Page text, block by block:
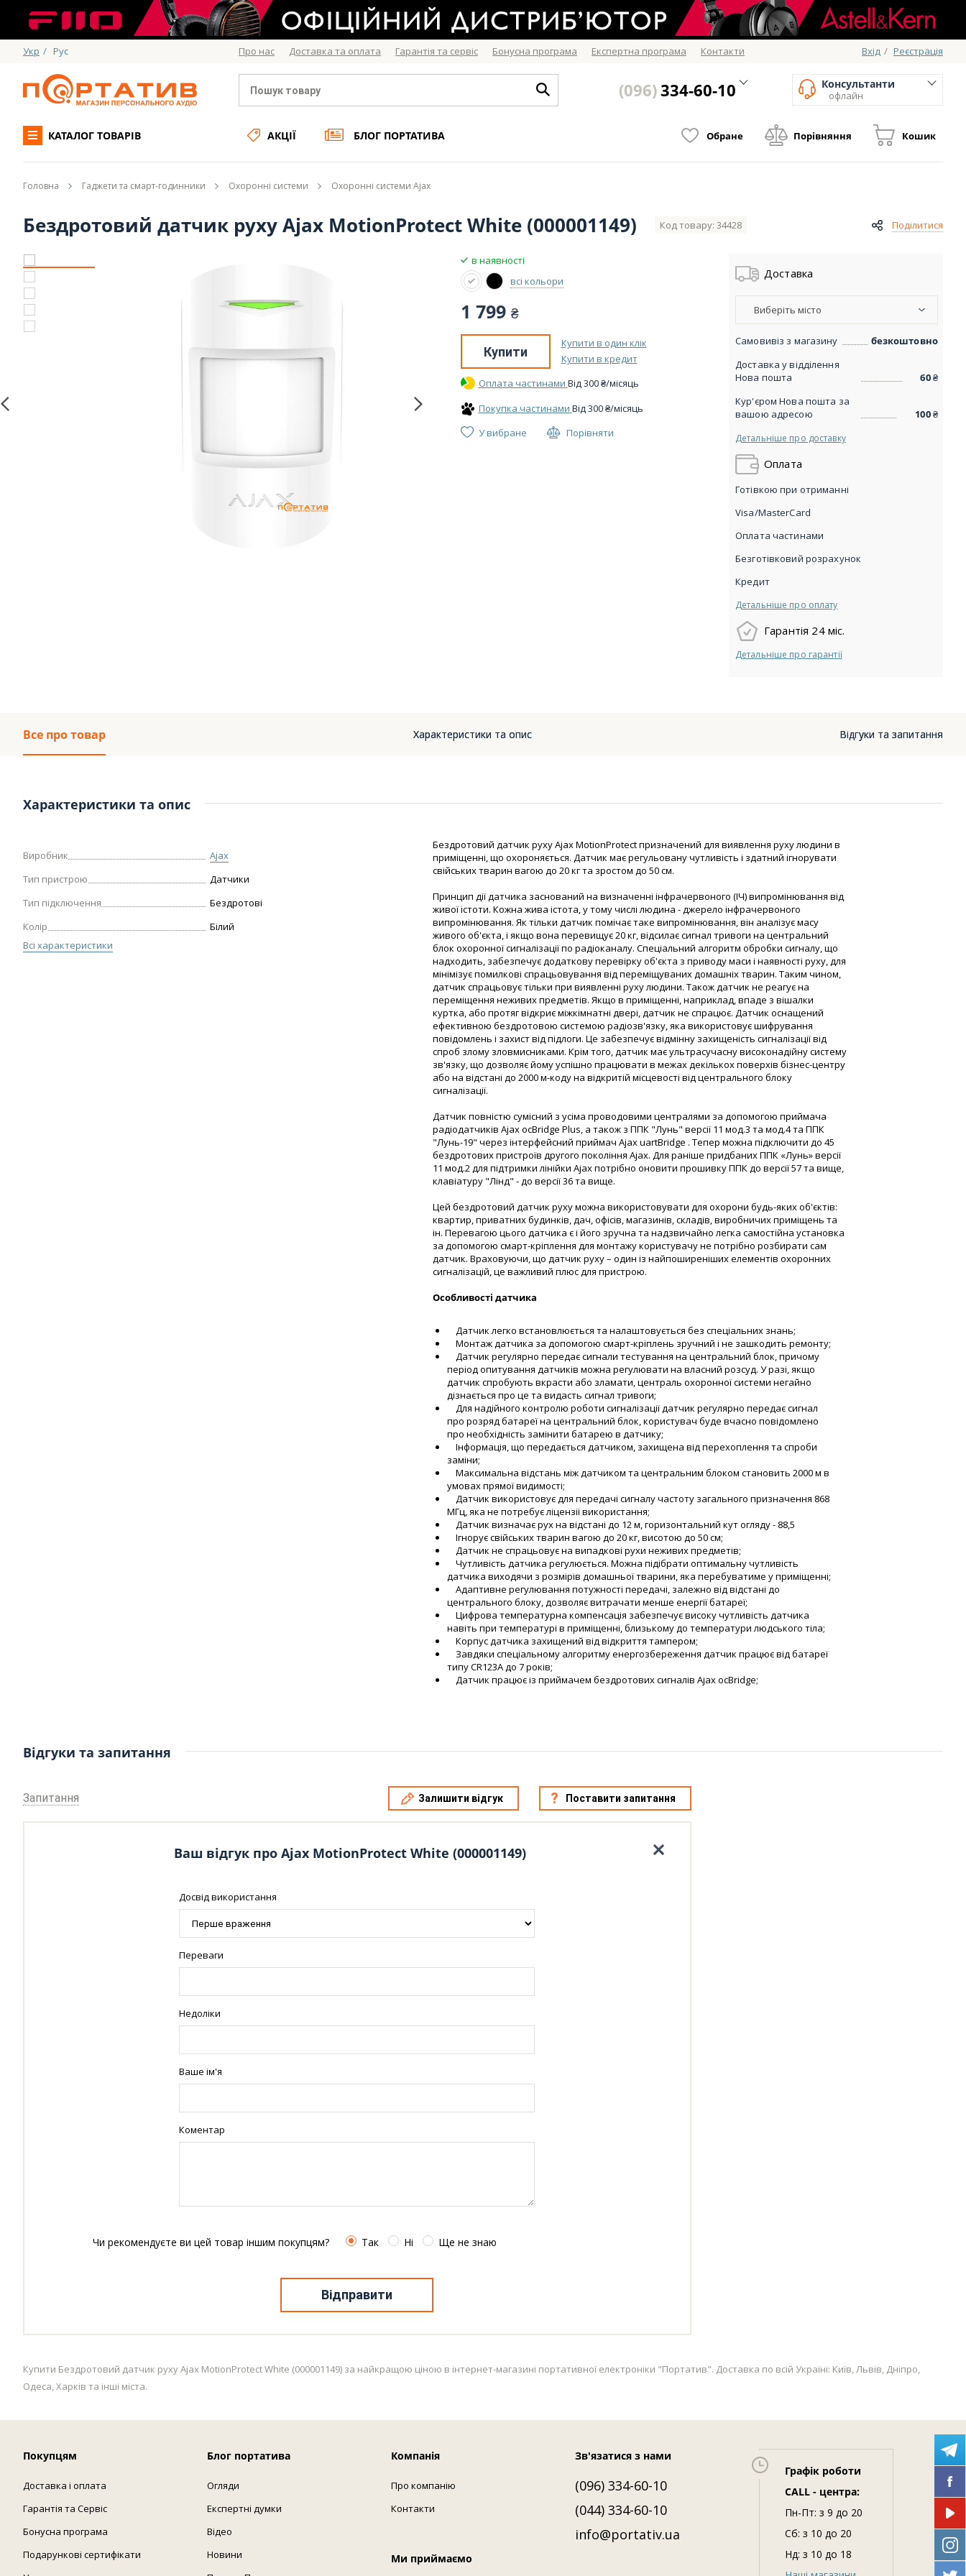
Укр / Рус Про нас Доставка та оплата Гарантія та сервіс Бонусна програма Експертна програма Контакти Вхід / Реєстрація
(096)334-60-10 Консультанти
офлайн
КАТАЛОГ ТОВАРІВ АКЦІЇ БЛОГ ПОРТАТИВА Обране Порівняння Кошик
Головна Гаджети та смарт-годинники Охоронні системи Охоронні системи Ajax
Бездротовий датчик руху Ajax MotionProtect White (000001149) Код товару: 34428 Поділитися
в наявності
всі кольори
1 799 ₴
Купити
Купити в один клік
Купити в кредит
Оплата частинами Вiд300₴/місяць
Покупка частинами Вiд300₴/місяць
У вибране
Порівняти
Доставка
Виберіть місто
Самовивіз з магазину
безкоштовно
Доставка у відділення
Нова пошта
60₴
Кур'єром Нова пошта за
вашою адресою
100₴
Детальніше про доставку
Оплата
Visa/MasterCard
Готівкою при отриманні
Безготівковий розрахунок
Кредит
Оплата частинами
Детальніше про оплату
Гарантія 24 міс.
Детальніше про гарантії
Все про товар Характеристики та опис Відгуки та запитання
Характеристики та опис
Виробник
Ajax
Тип пристрою
Датчики
Тип підключення
Бездротові
Колір
Білий
Всі характеристики
Бездротовий датчик руху Ajax MotionProtect призначений для виявлення руху людини в
приміщенні, що охороняється. Датчик має регульовану чутливість і здатний ігнорувати
свійських тварин вагою до 20 кг та зростом до 50 см.
Принцип дії датчика заснований на визначенні інфрачервоного (ІЧ) випромінювання від
живої істоти. Кожна жива істота, у тому числі людина - джерело інфрачервоного
випромінювання. Як тільки датчик помічає таке випромінювання, він аналізує масу
живого об'єкта, і якщо вона перевищує 20 кг, відсилає сигнал тривоги на центральний
блок охоронної сигналізації по радіоканалу. Спеціальний алгоритм обробки сигналу, що
надходить, забезпечує додаткову перевірку об'єкта з приводу маси і наявності руху, для
мінімізує помилкові спрацьовування від переміщуваних домашніх тварин. Таким чином,
датчик спрацьовує тільки при виявленні руху людини. Також датчик не реагує на
переміщення неживих предметів. Якщо в приміщенні, наприклад, впаде з вішалки
куртка, або протяг відкриє міжкімнатні двері, датчик не спрацює. Датчик оснащений
ефективною бездротовою системою радіозв'язку, яка використовує шифрування
повідомлень і захист від підлоги. Це забезпечує відмінну захищеність сигналізації від
спроб злому зловмисниками. Крім того, датчик має ультрасучасну високонадійну систему
зв'язку, що дозволяє йому успішно працювати в межах декількох поверхів бізнес-центру
або на відстані до 2000 м-коду на відкритій місцевості від центрального блоку
сигналізації.
Датчик повністю сумісний з усіма проводовими централями за допомогою приймача
радіодатчиків Ajax ocBridge Plus, а також з ППК "Лунь" версії 11 мод.3 та мод.4 та ППК
"Лунь-19" через інтерфейсний приймач Ajax uartBridge . Тепер можна підключити до 45
бездротових пристроїв другого покоління Ajax. Для раніше придбаних ППК «Лунь» версії
11 мод.2 для підтримки лінійки Ajax потрібно оновити прошивку ППК до версії 57 та вище,
клавіатуру "Лінд" - до версії 36 та вище.
Цей бездротовий датчик руху можна використовувати для охорони будь-яких об'єктів:
квартир, приватних будинків, дач, офісів, магазинів, складів, виробничих приміщень та
ін. Перевагою цього датчика є і його зручна та надзвичайно легка самостійна установка
за допомогою смарт-кріплення для монтажу користувачу не потрібно розбирати сам
датчик. Враховуючи, що датчик руху – один із найпоширеніших елементів охоронних
сигналізацій, це важливий плюс для пристрою.
Особливості датчика
Датчик легко встановлюється та налаштовується без спеціальних знань;
Монтаж датчика за допомогою смарт-кріплень зручний і не зашкодить ремонту;
Датчик регулярно передає сигнали тестування на центральний блок, причому
період опитування датчиків можна регулювати на власний розсуд. У разі, якщо
датчик спробують вкрасти або зламати, централь охоронної системи негайно
дізнається про це та видасть сигнал тривоги;
Для надійного контролю роботи сигналізації датчик регулярно передає сигнал
про розряд батареї на центральний блок, користувач буде вчасно повідомлено
про необхідність замінити батарею в датчику;
Інформація, що передається датчиком, захищена від перехоплення та спроби
заміни;
Максимальна відстань між датчиком та центральним блоком становить 2000 м в
умовах прямої видимості;
Датчик використовує для передачі сигналу частоту загального призначення 868
МГц, яка не потребує ліцензії використання;
Датчик визначає рух на відстані до 12 м, горизонтальний кут огляду - 88,5
Ігнорує свійських тварин вагою до 20 кг, висотою до 50 см;
Датчик не спрацьовує на випадкові рухи неживих предметів;
Чутливість датчика регулюється. Можна підібрати оптимальну чутливість
датчика виходячи з розмірів домашньої тварини, яка перебуватиме у приміщенні;
Адаптивне регулювання потужності передачі, залежно від відстані до
центрального блоку, дозволяє витрачати менше енергії батареї;
Цифрова температурна компенсація забезпечує високу чутливість датчика
навіть при температурі в приміщенні, близькому до температури людського тіла;
Корпус датчика захищений від відкриття тампером;
Завдяки спеціальному алгоритму енергозбереження датчик працює від батареї
типу CR123A до 7 років;
Датчик працює із приймачем бездротових сигналів Ajax ocBridge;
Відгуки та запитання
Запитання Залишити відгук Поставити запитання
Ваш відгук про Ajax MotionProtect White (000001149)
Досвід використання
Переваги
Недоліки
Ваше ім'я
Коментар
Чи рекомендуєте ви цей товар іншим покупцям? Так Ні Ще не знаю
Відправити
Купити Бездротовий датчик руху Ajax MotionProtect White (000001149) за найкращою ціною в інтернет-магазині портативної електроніки "Портатив". Доставка по всій Україні: Київ, Львів, Дніпро,
Одеса, Харків та інші міста.
Покупцям
Доставка і оплата
Гарантія та Сервіс
Бонусна програма
Подарункові сертифікати
Блог портатива
Огляди
Експертні думки
Відео
Новини
Компанія
Про компанію
Контакти
Ми приймаємо
Зв'язатися з нами
(096) 334-60-10
(044) 334-60-10
info@portativ.ua
Графік роботи
CALL - центра:
Пн-Пт: з 9 до 20
Сб: з 10 до 20
Нд: з 10 до 18